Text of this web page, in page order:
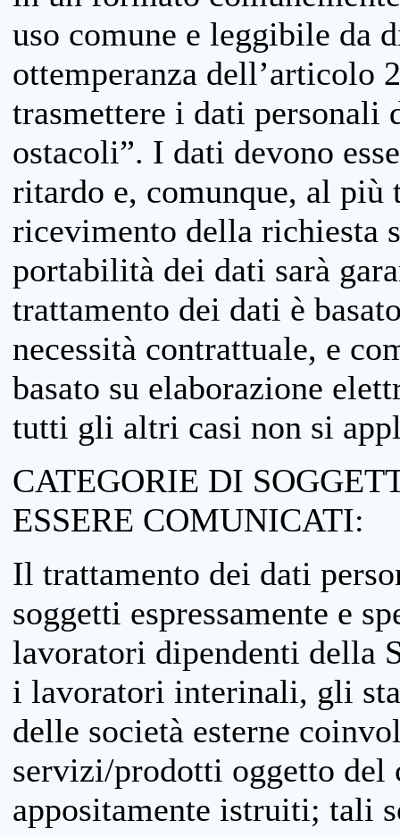
uso comune e leggibile da
ottemperanza dell’articolo
trasmettere i dati personali
ostacoli”. I dati devono
ritardo e, comunque, al più
ricevimento della richiesta
portabilità dei dati sarà
trattamento dei dati è
necessità contrattuale, e
basato su elaborazione
tutti gli altri casi non si
CATEGORIE DI
ESSERE COMUNICATI:
Il trattamento dei dati
soggetti espressamente e
lavoratori dipendenti della
i lavoratori interinali, gli
delle società esterne
servizi/prodotti oggetto
appositamente istruiti; tali